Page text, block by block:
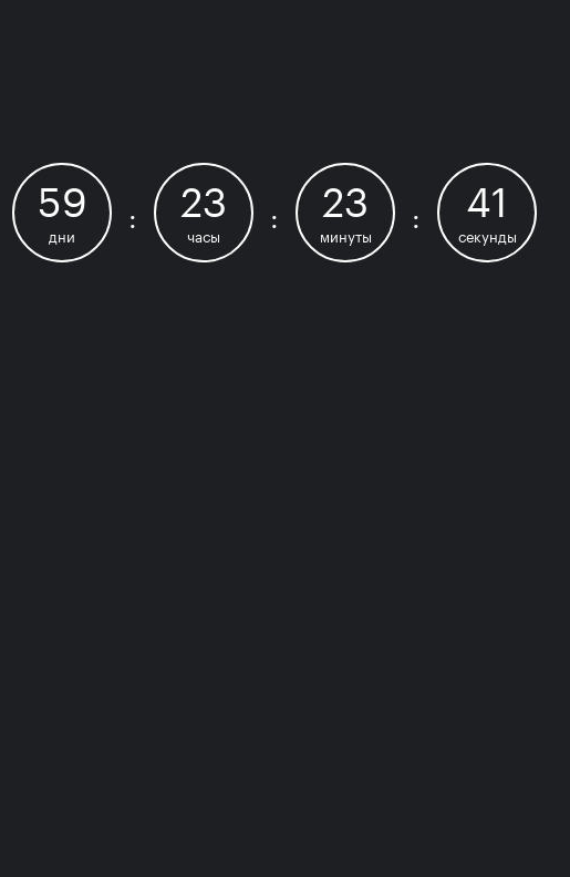
59
дни
: 23
часы
: 23
минуты
: 40
секунды